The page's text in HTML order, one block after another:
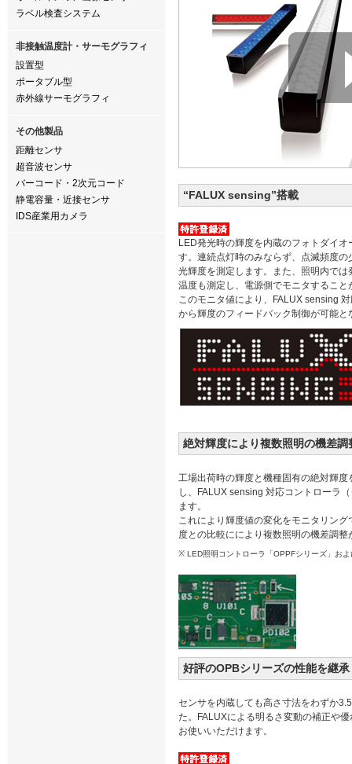
ラベル検査システム
非接触温度計・サーモグラフィ
設置型
ポータブル型
赤外線サーモグラフィ
その他製品
距離センサ
超音波センサ
バーコード・2次元コード
静電容量・近接センサ
IDS産業用カメラ
“FALUX sensing”搭載
LED発光時の輝度を内蔵のフォトダイ
す。連続点灯時のみならず、点滅頻度
光輝度を測定します。また、照明内で
温度も測定し、電源側でモニタすること
このモニタ値により、FALUX sensing
から輝度のフィードバック制御が可能と
絶対輝度により複数照明の機差調
工場出荷時の輝度と機種固有の絶対輝度
し、FALUX sensing 対応コントローラ
ます。
これにより輝度値の変化をモニタリン
度との比較ににより複数照明の機差調整
※ LED照明コントローラ「OPPFシリーズ」お
好評のOPBシリーズの性能を継承
センサを内蔵しても高さ寸法をわずか
た。FALUXによる明るさ変動の補正や
お使いいただけます。